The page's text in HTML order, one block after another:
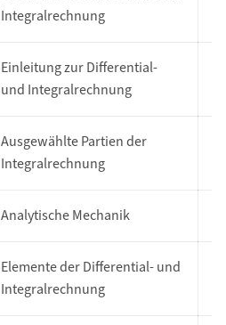
Integralrechnung
Einleitung zur Differential-
und Integralrechnung
Ausgewählte Partien der
Integralrechnung
Analytische Mechanik
Elemente der Differential- und
Integralrechnung